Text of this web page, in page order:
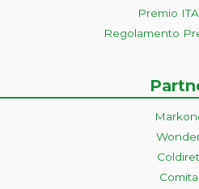
Premio
Regolamento